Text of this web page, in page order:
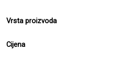
Vrsta proizvoda
Cijena